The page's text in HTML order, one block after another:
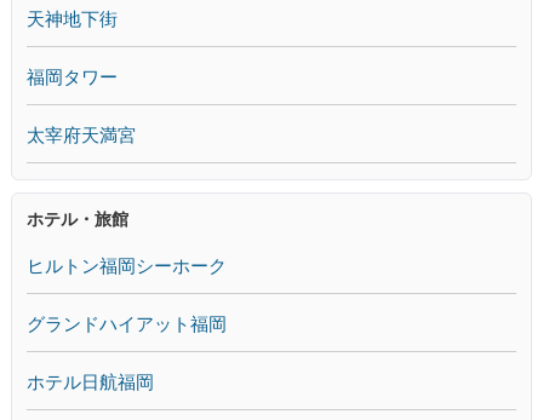
天神地下街
福岡タワー
太宰府天満宮
ホテル・旅館
ヒルトン福岡シーホーク
グランドハイアット福岡
ホテル日航福岡